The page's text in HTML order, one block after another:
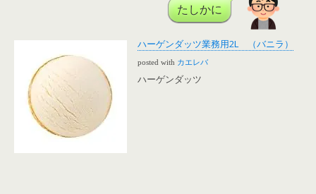
たしかに
ハーゲンダッツ業務用2L （バニラ）
posted with カエレバ
ハーゲンダッツ